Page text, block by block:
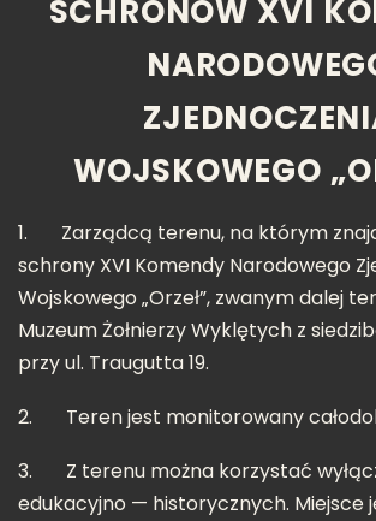
SCHRONÓW XVI
WOJSKOWEGO
1. Zarządcą terenu, na którym
schrony XVI Komendy Narodowego
Wojskowego „Orzeł”, zwanym dalej
Muzeum Żołnierzy Wyklętych z
przy ul. Traugutta 19.
2. Teren jest monitorowany
3. Z terenu można korzystać
edukacyjno — historycznych. Miejsce